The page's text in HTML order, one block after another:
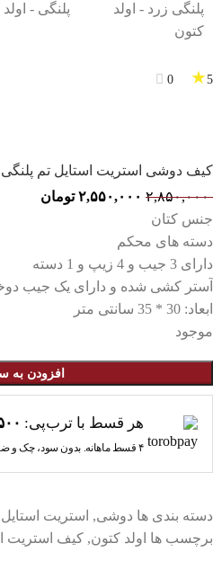
5
★
کیف دوشی استریت استایل تم پلنگی
۲,۸۵۰,۰۰۰ ۲,۵۵۰,۰۰۰ تومان
جنس کتان
دسته های محکم
دارای 3 جیب و 4 زیپ و 1 دسته
آستر کشی شده و دارای یک جیب
ابعاد: 30 * 35 سانتی متر
موجود
افزودن به
هر قسط با ترب‌پی:
۴ قسط ماهانه. بدون سود، چک و ضامن.
دسته بندی ها دوشی, استریت استایل
برچسب ها اولد کتون, کیف استریت